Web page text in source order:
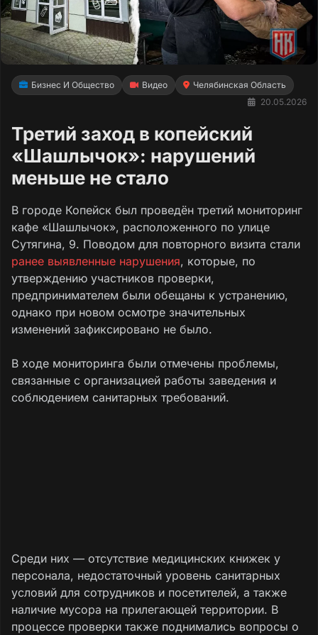
Бизнес И Общество Видео
Челябинская Область
20.05.2026
Третий заход в копейский
«Шашлычок»: нарушений
меньше не стало
В городе Копейск был проведён третий мониторинг
кафе «Шашлычок», расположенного по улице
Сутягина, 9. Поводом для повторного визита стали
ранее выявленные нарушения, которые, по
утверждению участников проверки,
предпринимателем были обещаны к устранению,
однако при новом осмотре значительных
изменений зафиксировано не было.
В ходе мониторинга были отмечены проблемы,
связанные с организацией работы заведения и
соблюдением санитарных требований.
Среди них — отсутствие медицинских книжек у
персонала, недостаточный уровень санитарных
условий для сотрудников и посетителей, а также
наличие мусора на прилегающей территории. В
процессе проверки также поднимались вопросы о